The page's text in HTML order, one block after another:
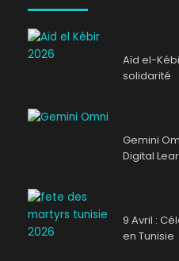
Aïd el-
solidarité
Gemini
Digital
9 Avril :
en Tunisie